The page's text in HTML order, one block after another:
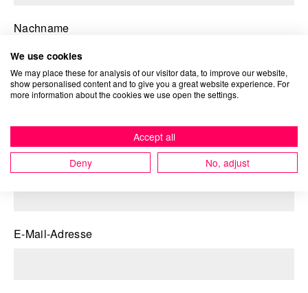
Nachname
Unternehmen optional
optional
E-Mail-Adresse
We use cookies
We may place these for analysis of our visitor data, to improve our website,
show personalised content and to give you a great website experience. For
more information about the cookies we use open the settings.
Accept all
Deny
No, adjust